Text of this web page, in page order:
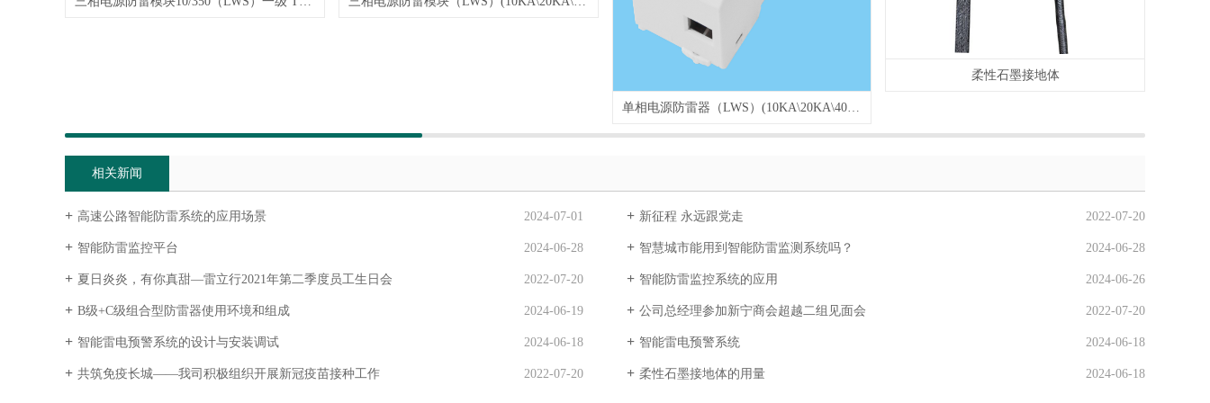
单相电源防雷器（LWS）(10KA\20KA\40K\A60KA\80KA\100KA\120KA...)
柔性石墨接地体
相关新闻
高速公路智能防雷系统的应用场景 2024-07-01 新征程 永远跟党走 2022-07-20
智能防雷监控平台 2024-06-28 智慧城市能用到智能防雷监测系统吗？ 2024-06-28
夏日炎炎，有你真甜—雷立行2021年第二季度员工生日会 2022-07-20 智能防雷监控系统的应用 2024-06-26
B级+C级组合型防雷器使用环境和组成 2024-06-19 公司总经理参加新宁商会超越二组见面会 2022-07-20
智能雷电预警系统的设计与安装调试 2024-06-18 智能雷电预警系统 2024-06-18
共筑免疫长城——我司积极组织开展新冠疫苗接种工作 2022-07-20 柔性石墨接地体的用量 2024-06-18